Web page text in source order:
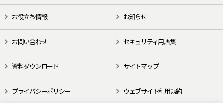
お役立ち情報 お知らせ
お問い合わせ セキュリティ用語集
資料ダウンロード サイトマップ
プライバシーポリシー ウェブサイト利用規約